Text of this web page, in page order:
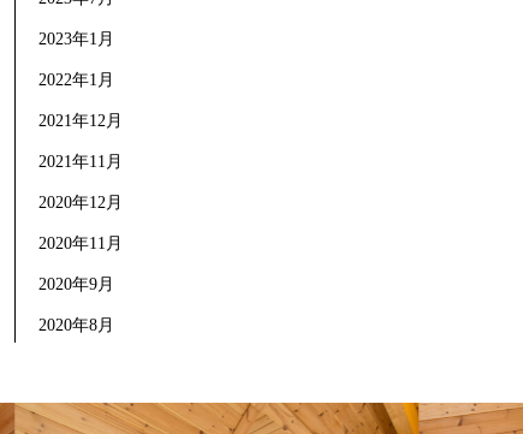
2023年1月
2022年1月
2021年12月
2021年11月
2020年12月
2020年11月
2020年9月
2020年8月